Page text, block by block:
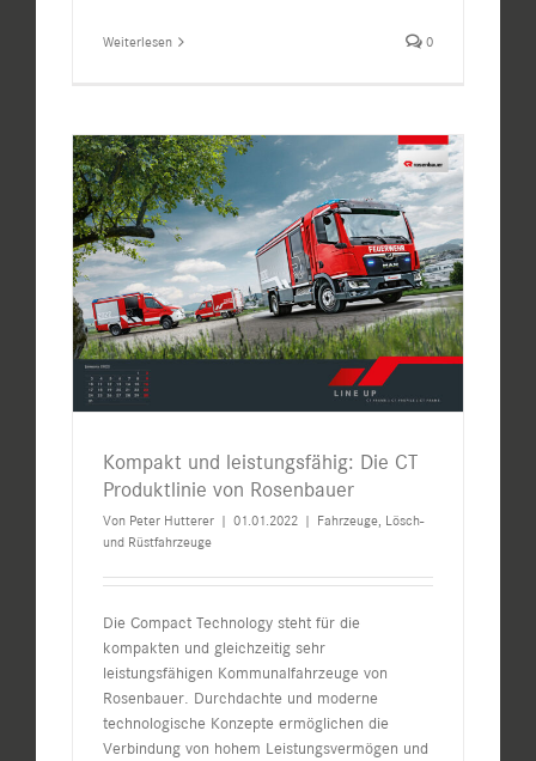
Weiterlesen 0
Kompakt und leistungsfähig: Die CT
Produktlinie von Rosenbauer
Von Peter Hutterer | 01.01.2022 | Fahrzeuge, Lösch-
und Rüstfahrzeuge
Die Compact Technology steht für die
kompakten und gleichzeitig sehr
leistungsfähigen Kommunalfahrzeuge von
Rosenbauer. Durchdachte und moderne
technologische Konzepte ermöglichen die
Verbindung von hohem Leistungsvermögen und